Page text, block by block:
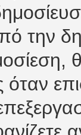
την